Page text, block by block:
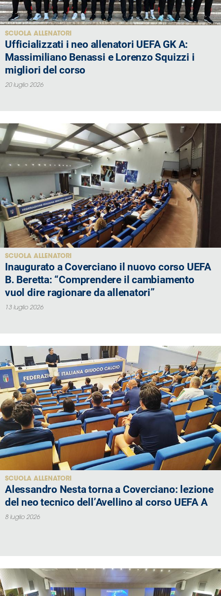
SCUOLA ALLENATORI
Ufficializzati i neo allenatori UEFA GK A:
Massimiliano Benassi e Lorenzo Squizzi i
migliori del corso
20 luglio 2026
SCUOLA ALLENATORI
Inaugurato a Coverciano il nuovo corso UEFA
B. Beretta: “Comprendere il cambiamento
vuol dire ragionare da allenatori”
13 luglio 2026
SCUOLA ALLENATORI
Alessandro Nesta torna a Coverciano: lezione
del neo tecnico dell’Avellino al corso UEFA A
8 luglio 2026